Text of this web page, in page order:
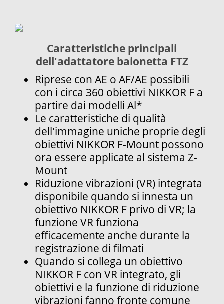
Caratteristiche principali
dell'adattatore baionetta FTZ
Riprese con AE o AF/AE possibili
con i circa 360 obiettivi NIKKOR F a
partire dai modelli Al*
Le caratteristiche di qualità
dell'immagine uniche proprie degli
obiettivi NIKKOR F-Mount possono
ora essere applicate al sistema Z-
Mount
Riduzione vibrazioni (VR) integrata
disponibile quando si innesta un
obiettivo NIKKOR F privo di VR; la
funzione VR funziona
efficacemente anche durante la
registrazione di filmati
Quando si collega un obiettivo
NIKKOR F con VR integrato, gli
obiettivi e la funzione di riduzione
vibrazioni fanno fronte comune